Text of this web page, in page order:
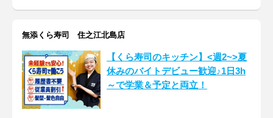
無添くら寿司 住之江北島店
【くら寿司のキッチン】<週2~>夏
休みのバイトデビュー歓迎♪1日3h
～で学業＆予定と両立！